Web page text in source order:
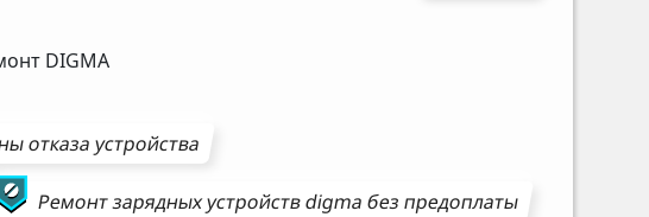
DIGMA
отказа устройства
Ремонтзарядных устройствdigmaбез предоплаты